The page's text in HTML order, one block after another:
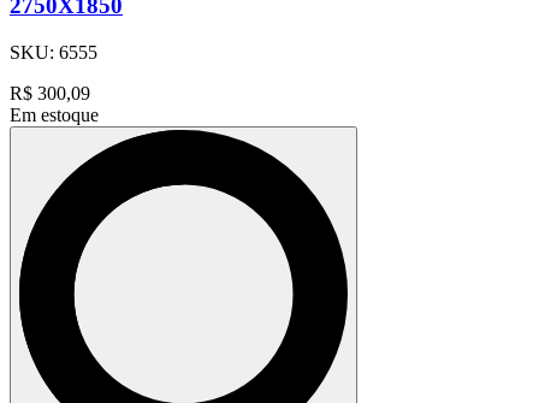
2750X1850
SKU: 6555
R$ 300,09
Em estoque